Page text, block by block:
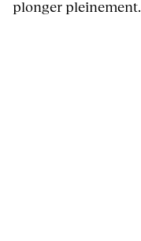
plonger pleinement.